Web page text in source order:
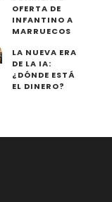
OFERTA DE
INFANTINO A
MARRUECOS
LA NUEVA ERA
DE LA IA:
¿DÓNDE ESTÁ
EL DINERO?